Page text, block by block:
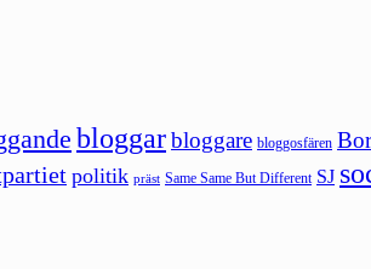
bloggarbloggare bloggosfären
politik präst Same Same But Different SJ